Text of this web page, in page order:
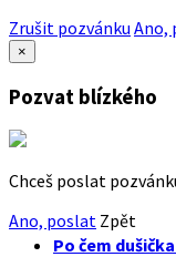
Zrušit pozvánku Ano,
×
Pozvat blízkého
Chceš poslat
Ano, poslat Zpět
Po čem